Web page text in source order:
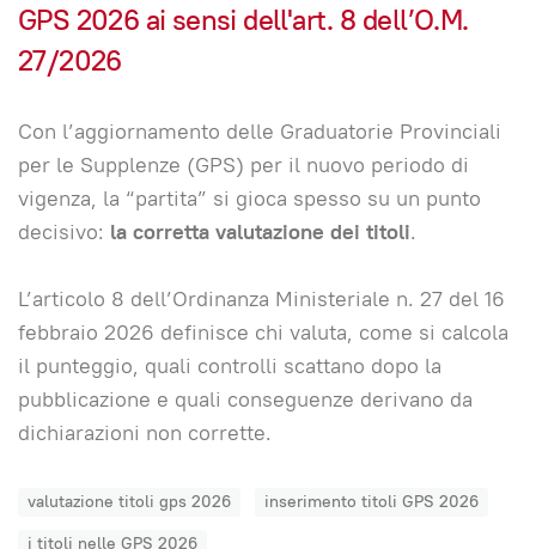
GPS 2026 ai sensi dell'art. 8 dell’O.M.
27/2026
Con l’aggiornamento delle Graduatorie Provinciali
per le Supplenze (GPS) per il nuovo periodo di
vigenza, la “partita” si gioca spesso su un punto
decisivo: la corretta valutazione dei titoli.
L’articolo 8 dell’Ordinanza Ministeriale n. 27 del 16
febbraio 2026 definisce chi valuta, come si calcola
il punteggio, quali controlli scattano dopo la
pubblicazione e quali conseguenze derivano da
dichiarazioni non corrette.
valutazione titoli gps 2026 inserimento titoli GPS 2026
i titoli nelle GPS 2026